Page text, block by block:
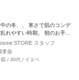
の冬、、 寒さで肌のコンデ
れやすい時期。 朝のお手入
何かお使いで…
STORE スタッフ
李奈
肌 / 30代 / イエベ